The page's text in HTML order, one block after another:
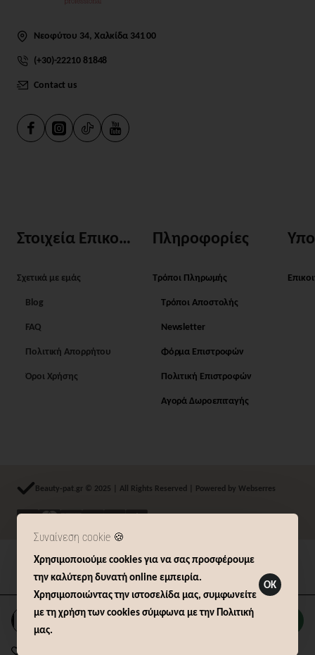
Συναίνεση cookie 🍪
Χρησιμοποιούμε cookies για να σας προσφέρουμε
την καλύτερη δυνατή online εμπειρία.
Χρησιμοποιώντας την ιστοσελίδα μας, συμφωνείτε
με τη χρήση των cookies σύμφωνα με την Πολιτική
μας.
OK
Καλάθι
Νεοφύτου 34, Χαλκίδα 341 00
(+30)-22210 81848
Contact us
Στοιχεία Επικοινωνίας
Σχετικά με εμάς
Blog
FAQ
Πολιτική Απορρήτου
Όροι Χρήσης
Πληροφορίες
Τρόποι Πληρωμής
Τρόποι Αποστολής
Newsletter
Φόρμα Επιστροφών
Πολιτική Επιστροφών
Αγορά Δωροεπιταγής
Beauty-pat.gr © 2025 | All Rights Reserved | Powered by Webserres
Δήλωση Υπαναχώρησης (14 ημερών)